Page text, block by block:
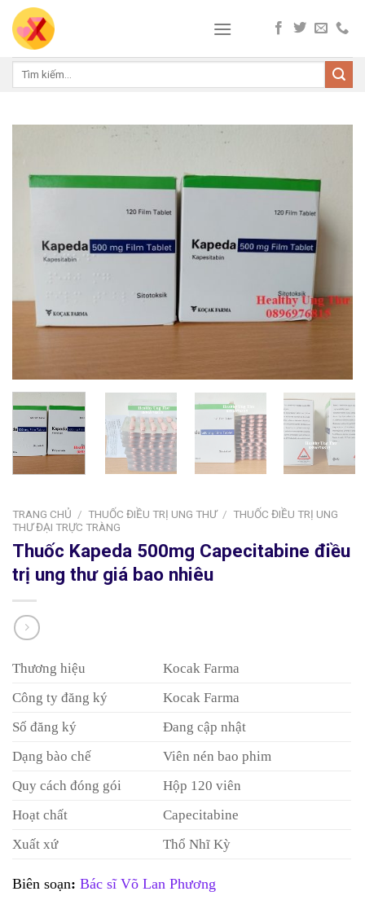
Skip
content
Tìm
TRANG CHỦ / THUỐC ĐIỀU TRỊ UNG THƯ / THUỐC ĐIỀU TRỊ UNG
THƯ ĐẠI TRỰC TRÀNG
Thuốc Kapeda 500mg Capecitabine điều
trị ung thư giá bao nhiêu
Thương hiệu
Kocak Farma
Công ty đăng ký
Kocak Farma
Số đăng ký
Đang cập nhật
Dạng bào chế
Viên nén bao phim
Quy cách đóng gói
Hộp 120 viên
Hoạt chất
Capecitabine
Xuất xứ
Thổ Nhĩ Kỳ
Biên soạn: Bác sĩ Võ Lan Phương